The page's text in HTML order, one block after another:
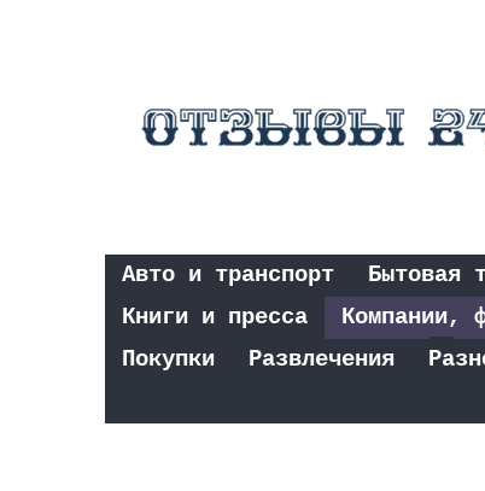
Авто и транспорт Бытовая
Книги и пресса
Компании,
Покупки
Развлечения